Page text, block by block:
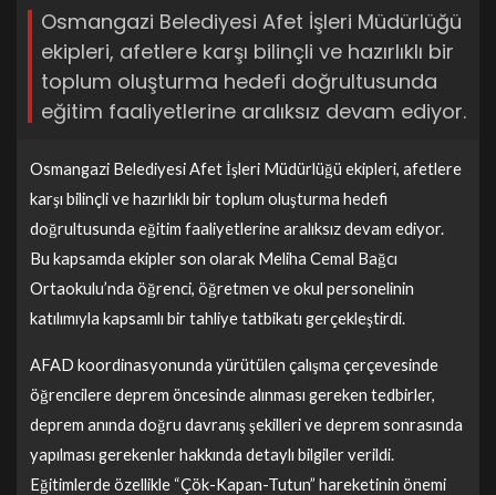
Osmangazi Belediyesi Afet İşleri Müdürlüğü
ekipleri, afetlere karşı bilinçli ve hazırlıklı bir
toplum oluşturma hedefi doğrultusunda
eğitim faaliyetlerine aralıksız devam ediyor.
Osmangazi Belediyesi Afet İşleri Müdürlüğü ekipleri, afetlere
karşı bilinçli ve hazırlıklı bir toplum oluşturma hedefi
doğrultusunda eğitim faaliyetlerine aralıksız devam ediyor.
Bu kapsamda ekipler son olarak Meliha Cemal Bağcı
Ortaokulu’nda öğrenci, öğretmen ve okul personelinin
katılımıyla kapsamlı bir tahliye tatbikatı gerçekleştirdi.
AFAD koordinasyonunda yürütülen çalışma çerçevesinde
öğrencilere deprem öncesinde alınması gereken tedbirler,
deprem anında doğru davranış şekilleri ve deprem sonrasında
yapılması gerekenler hakkında detaylı bilgiler verildi.
Eğitimlerde özellikle “Çök-Kapan-Tutun” hareketinin önemi